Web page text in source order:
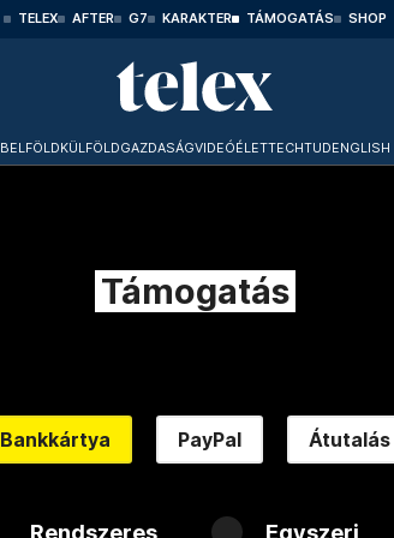
TELEX AFTER G7 KARAKTER TÁMOGATÁS SHOP
BELFÖLDKÜLFÖLDGAZDASÁGVIDEÓÉLETTECHTUDENGLISH
Támogatás
Bankkártya PayPal Átutalás
Rendszeres Egyszeri